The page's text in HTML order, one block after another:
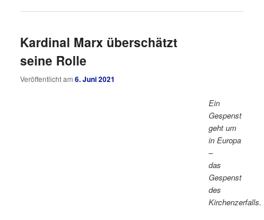
Kardinal Marx überschätzt
seine Rolle
Veröffentlicht am6. Juni 2021
Ein
Gespenst
geht um
in Europa
–
das
Gespenst
des
Kirchenzerfalls.